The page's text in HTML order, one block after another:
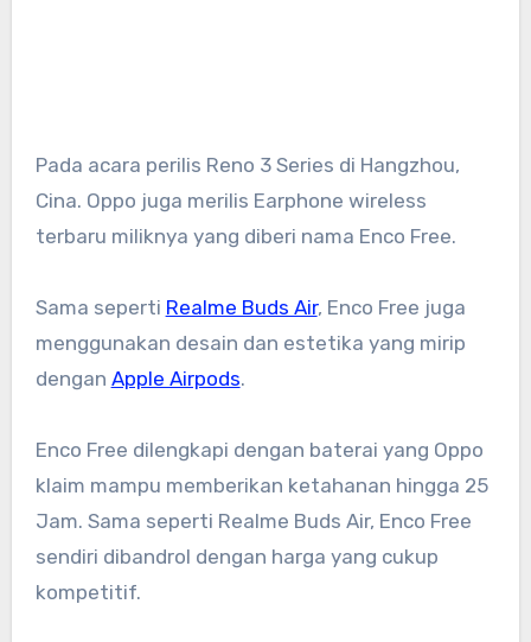
Pada acara perilis Reno 3 Series di Hangzhou,
Cina. Oppo juga merilis Earphone wireless
terbaru miliknya yang diberi nama Enco Free.
Sama seperti Realme Buds Air, Enco Free juga
menggunakan desain dan estetika yang mirip
dengan Apple Airpods.
Enco Free dilengkapi dengan baterai yang Oppo
klaim mampu memberikan ketahanan hingga 25
Jam. Sama seperti Realme Buds Air, Enco Free
sendiri dibandrol dengan harga yang cukup
kompetitif.